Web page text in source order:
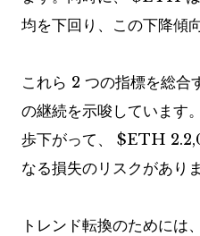
均を下回り、この下降傾
これら 2 つの指標を総合
の継続を示唆しています
歩下がって、 $ETH
なる損失のリスクがありま
トレンド転換のためには、